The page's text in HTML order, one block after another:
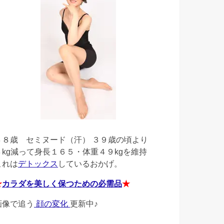
８歳 セミヌード（汗） ３９歳の頃より
kg減って身長１６５・体重４９kgを維持
れはデトックス しているおかげ。
カラダを美しく保つための必需品★
像で追う 顔の変化 更新中♪